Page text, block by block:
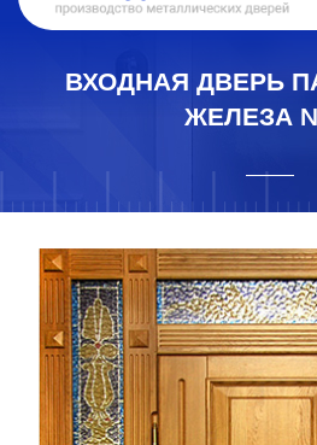
ВХОДНАЯ ДВЕРЬ
ЖЕЛЕЗА